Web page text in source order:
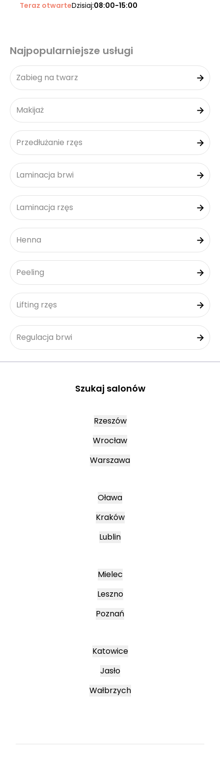
Teraz otwarteDzisiaj:08:00-15:00
Najpopularniejsze usługi
Zabieg na twarz
Makijaż
Przedłużanie rzęs
Laminacja brwi
Laminacja rzęs
Henna
Peeling
Lifting rzęs
Regulacja brwi
Szukaj salonów
Rzeszów
Wrocław
Warszawa
Oława
Kraków
Lublin
Mielec
Leszno
Poznań
Katowice
Jasło
Wałbrzych